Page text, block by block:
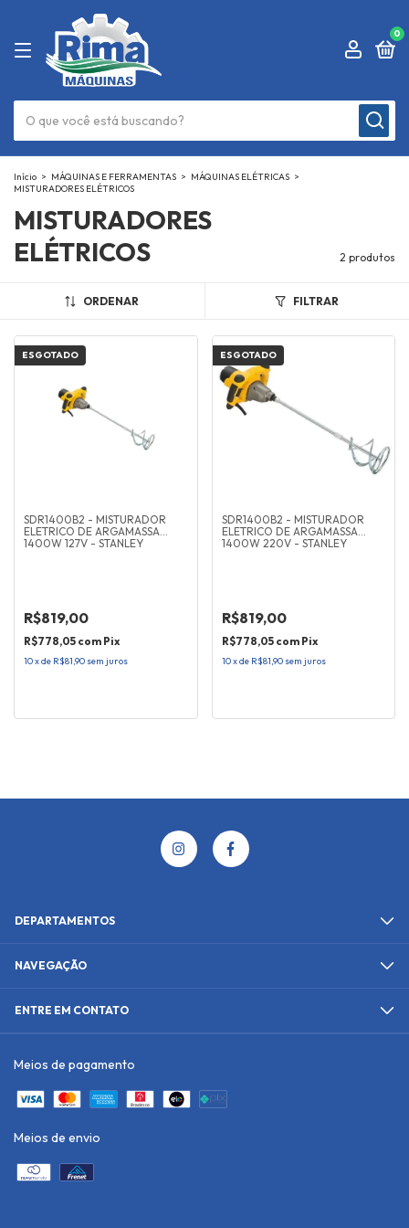
0
Início > MÁQUINAS E FERRAMENTAS > MÁQUINAS ELÉTRICAS >
MISTURADORES ELÉTRICOS
MISTURADORES
ELÉTRICOS
2 produtos
ORDENAR FILTRAR
ESGOTADO
SDR1400B2 - MISTURADOR
ELETRICO DE ARGAMASSA
1400W 127V - STANLEY
R$819,00
R$778,05 com Pix
10xde R$81,90 sem juros
ESGOTADO
SDR1400B2 - MISTURADOR
ELETRICO DE ARGAMASSA
1400W 220V - STANLEY
R$819,00
R$778,05 com Pix
10xde R$81,90 sem juros
DEPARTAMENTOS
NAVEGAÇÃO
ENTRE EM CONTATO
Meios de pagamento
Meios de envio